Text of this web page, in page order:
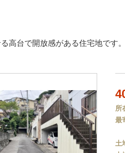
高台で開放感がある住宅地です
所
最
土